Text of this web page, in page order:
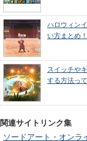
ハロウィン
い方まとめ！
スイッチや
する方法っ
関連サイトリンク集
ソードアート・オン